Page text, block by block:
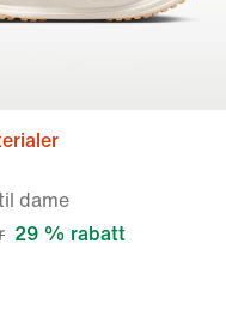
dame
29 % rabatt